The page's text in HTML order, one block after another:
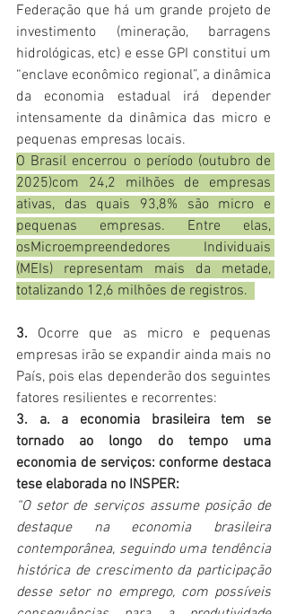
Federação que há um grande projeto de
investimento (mineração, barragens
hidrológicas, etc) e esse GPI constitui um
“enclave econômico regional”, a dinâmica
da economia estadual irá depender
intensamente da dinâmica das micro e
pequenas empresas locais.
O Brasil encerrou o período (outubro de
2025)com 24,2 milhões de empresas
ativas, das quais 93,8% são micro e
pequenas empresas. Entre elas,
osMicroempreendedores Individuais
(MEIs) representam mais da metade,
totalizando 12,6 milhões de registros.
3. Ocorre que as micro e pequenas
empresas irão se expandir ainda mais no
País, pois elas dependerão dos seguintes
fatores resilientes e recorrentes:
3. a. a
economia brasileira tem se
tornado ao longo do tempo uma
economia de serviços: conforme destaca
tese elaborada no INSPER:
“O setor de serviços assume posição de
destaque na economia brasileira
contemporânea, seguindo uma tendência
histórica de crescimento da participação
desse setor no emprego, com possíveis